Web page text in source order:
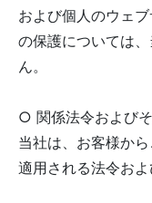
および個人のウェ
の保護については
ん。
○ 関係法令および
当社は、お客様か
適用される法令およ